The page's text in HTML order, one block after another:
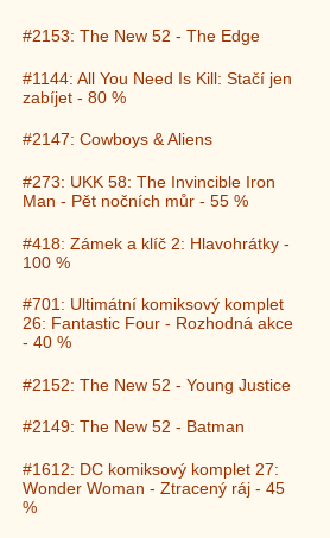
#2153: The New 52 - The Edge
#1144: All You Need Is Kill: Stačí jen
zabíjet - 80 %
#2147: Cowboys & Aliens
#273: UKK 58: The Invincible Iron
Man - Pět nočních můr - 55 %
#418: Zámek a klíč 2: Hlavohrátky -
100 %
#701: Ultimátní komiksový komplet
26: Fantastic Four - Rozhodná akce
- 40 %
#2152: The New 52 - Young Justice
#2149: The New 52 - Batman
#1612: DC komiksový komplet 27:
Wonder Woman - Ztracený ráj - 45
%